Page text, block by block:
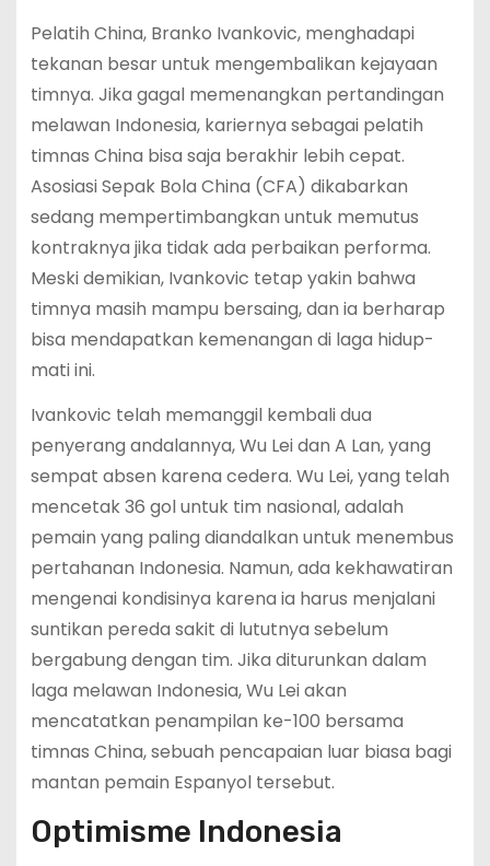
Pelatih China, Branko Ivankovic, menghadapi
tekanan besar untuk mengembalikan kejayaan
timnya. Jika gagal memenangkan pertandingan
melawan Indonesia, kariernya sebagai pelatih
timnas China bisa saja berakhir lebih cepat.
Asosiasi Sepak Bola China (CFA) dikabarkan
sedang mempertimbangkan untuk memutus
kontraknya jika tidak ada perbaikan performa.
Meski demikian, Ivankovic tetap yakin bahwa
timnya masih mampu bersaing, dan ia berharap
bisa mendapatkan kemenangan di laga hidup-
mati ini.
Ivankovic telah memanggil kembali dua
penyerang andalannya, Wu Lei dan A Lan, yang
sempat absen karena cedera. Wu Lei, yang telah
mencetak 36 gol untuk tim nasional, adalah
pemain yang paling diandalkan untuk menembus
pertahanan Indonesia. Namun, ada kekhawatiran
mengenai kondisinya karena ia harus menjalani
suntikan pereda sakit di lututnya sebelum
bergabung dengan tim. Jika diturunkan dalam
laga melawan Indonesia, Wu Lei akan
mencatatkan penampilan ke-100 bersama
timnas China, sebuah pencapaian luar biasa bagi
mantan pemain Espanyol tersebut.
Optimisme Indonesia